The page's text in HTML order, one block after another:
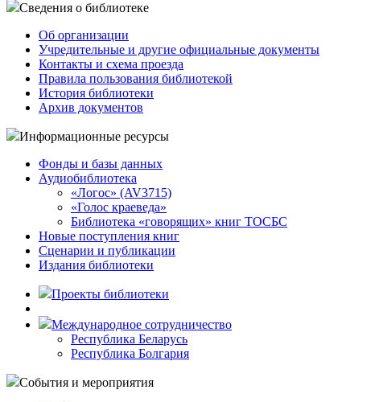
Сведения о библиотеке
Об организации
Учредительные и другие официальные документы
Контакты и схема проезда
Правила пользования библиотекой
История библиотеки
Архив документов
Информационные ресурсы
Фонды и базы данных
Аудиобиблиотека
«Логос» (AV3715)
«Голос краеведа»
Библиотека «говорящих» книг ТОСБС
Новые поступления книг
Сценарии и публикации
Издания библиотеки
Проекты библиотеки
Международное сотрудничество
Республика Беларусь
Республика Болгария
События и мероприятия